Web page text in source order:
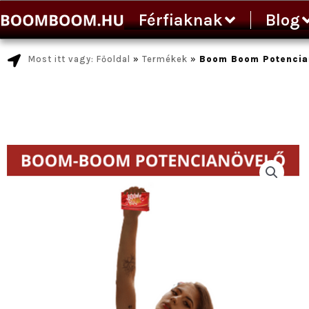
a
tartalomra
Férfiaknak Blog
Most itt vagy: Főoldal »Termékek » Boom Boom